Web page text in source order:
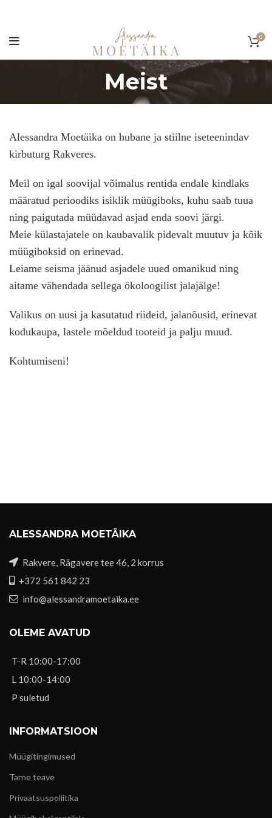
0
Meist
Alessandra Moetäika on hubane ja stiilne iseteenindav
kirbuturg Rakveres.
Meil on igal soovijal võimalus rentida endale kindlaks
määratud perioodiks isiklik müügiboks, kuhu saab tuua
ning paigutada müüdavad asjad enda soovi järgi.
Meie külastajatele on kaubavalik pidevalt muutuv ja kõik
müügiboksid on erinevad.
Leiame seisma jäänud asjadele uued omanikud ning
aitame vähendada sellega ökoloogilist jalajälge!
Valikus on uusi ja kasutatud riideid, jalanõusid, erinevat
kodukaupa, lastele mõeldud tooteid ja palju muud.
Kohtumiseni!
ALESSANDRA MOETÄIKA
Rakvere, Rägavere tee 46, 2 korrus
+372 561 842 23
info@alessandramoetaika.ee
OLEME AVATUD
T-R 10:00-17:00
L 10:00-14:00
P suletud
INFORMATSIOON
Müügitingimused
Tarne teave
Privaatsuspoliitika